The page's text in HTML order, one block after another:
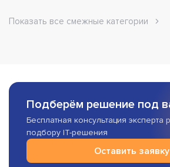
Показать все смежные категории
Подберём решение под
Бесплатная консультация эксперта
подбору IT-решения
Оставить заявку